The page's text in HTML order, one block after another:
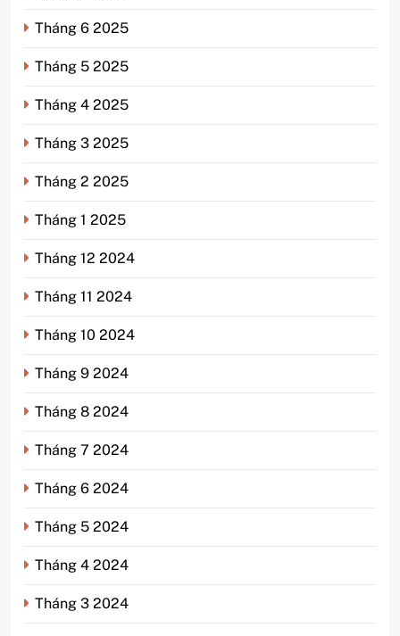
Tháng 6 2025
Tháng 5 2025
Tháng 4 2025
Tháng 3 2025
Tháng 2 2025
Tháng 1 2025
Tháng 12 2024
Tháng 11 2024
Tháng 10 2024
Tháng 9 2024
Tháng 8 2024
Tháng 7 2024
Tháng 6 2024
Tháng 5 2024
Tháng 4 2024
Tháng 3 2024